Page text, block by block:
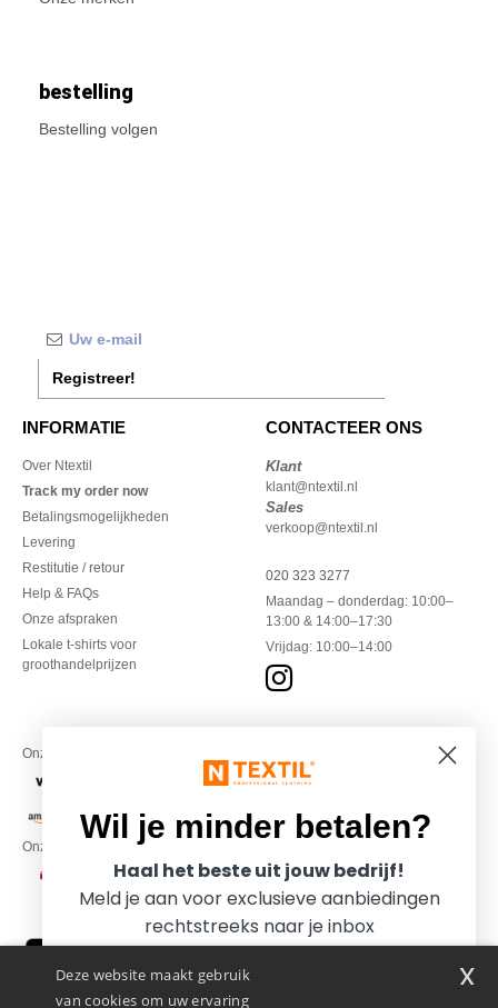
bestelling
Bestelling volgen
Registreer!
INFORMATIE
Over Ntextil
Track my order now
Betalingsmogelijkheden
Levering
Restitutie / retour
Help & FAQs
Onze afspraken
Lokale t-shirts voor
groothandelprijzen
CONTACTEER ONS
Klant
klant@ntextil.nl
Sales
verkoop@ntextil.nl
020 323 3277
Maandag – donderdag: 10:00–
13:00 & 14:00–17:30
Vrijdag: 10:00–14:00
Onze financiële partners
Onze transporteurs
Deze website maakt gebruik
van cookies om uw ervaring
x
Wil je minder betalen?
Haal het beste uit jouw bedrijf!
Meld je aan voor exclusieve aanbiedingen
rechtstreeks naar je inbox